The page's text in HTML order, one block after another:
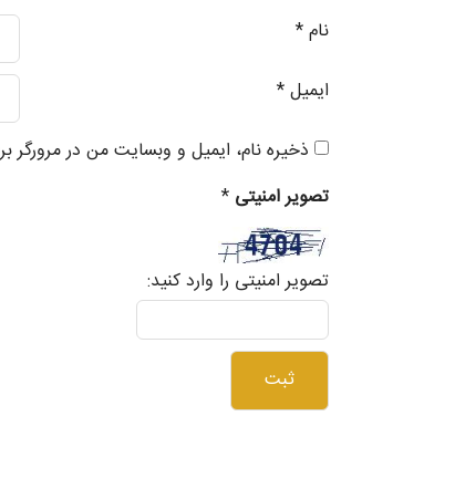
نام*
ایمیل*
ذخیره نام، ایمیل و وبسایت من در مرورگر
تصویر امنیتی *
تصویر امنیتی را وارد کنید: